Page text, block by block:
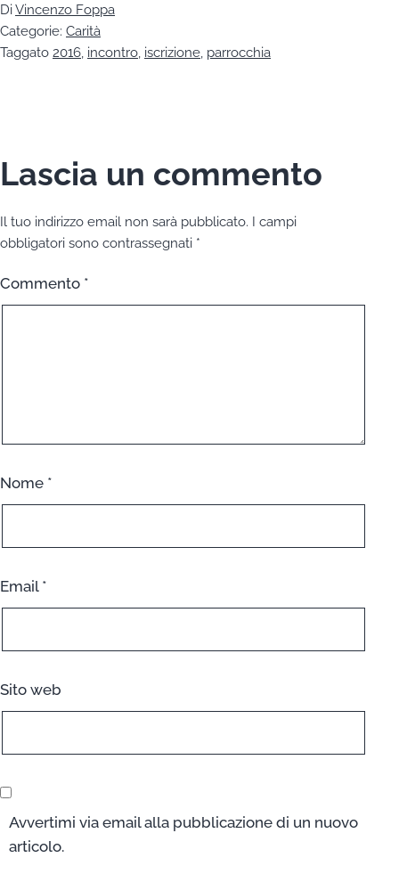
DiVincenzo Foppa
Categorie: Carità
Taggato 2016, incontro, iscrizione, parrocchia
Lascia un commento
Il tuo indirizzo email non sarà pubblicato. I campi
obbligatori sono contrassegnati *
Commento *
Nome *
Email *
Sito web
Avvertimi via email alla pubblicazione di un nuovo
articolo.